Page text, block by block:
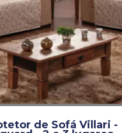
de Sofá Villari -